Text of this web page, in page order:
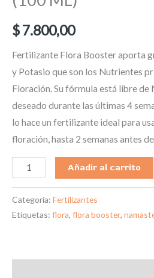
$7.800,00
Fertilizante Flora Booster aporta
y Potasio que son los Nutrientes
Floración. Su fórmula está libre
deseado durante las últimas 4
lo hace un fertilizante ideal para
floración, hasta 2 semanas antes
Añadir al carrito
Categoría: Fertilizantes
Etiquetas: flora, flora booster,